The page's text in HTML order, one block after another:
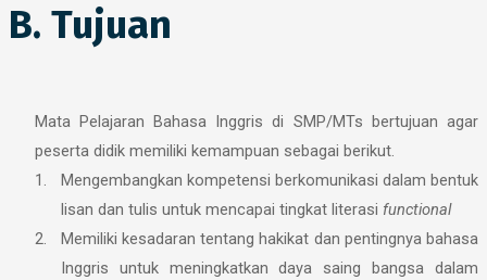
B. Tujuan
Mata Pelajaran Bahasa Inggris di SMP/MTs bertujuan agar
peserta didik memiliki kemampuan sebagai berikut.
1.
Mengembangkan kompetensi berkomunikasi dalam bentuk
lisan dan tulis untuk mencapai tingkat literasi functional
2.
Memiliki kesadaran tentang hakikat dan pentingnya bahasa
Inggris untuk meningkatkan daya saing bangsa dalam